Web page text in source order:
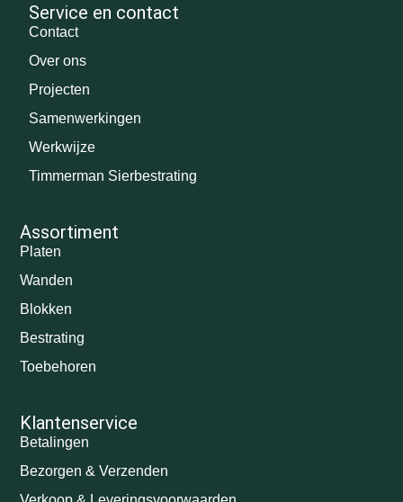
Service en contact
Contact
Over ons
Projecten
Samenwerkingen
Werkwijze
Timmerman Sierbestrating
Assortiment
Platen
Wanden
Blokken
Bestrating
Toebehoren
Klantenservice
Betalingen
Bezorgen & Verzenden